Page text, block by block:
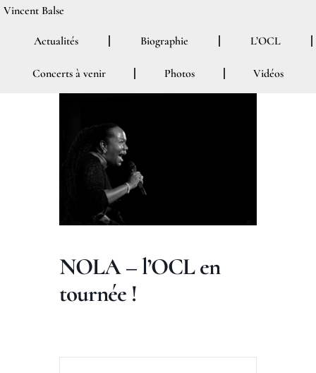
Aller
contenu
Vincent Balse
Actualités Biographie L’OCL
Concerts à venir Photos Vidéos
NOLA – l’OCL en
tournée !